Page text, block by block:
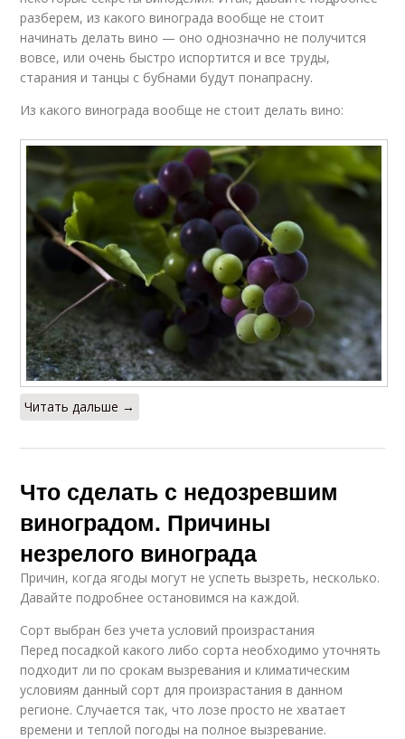
разберем, из какого винограда вообще не стоит
начинать делать вино — оно однозначно не получится
вовсе, или очень быстро испортится и все труды,
старания и танцы с бубнами будут понапрасну.
Из какого винограда вообще не стоит делать вино:
Читать дальше →
Что сделать с недозревшим
виноградом. Причины
незрелого винограда
Причин, когда ягоды могут не успеть вызреть, несколько.
Давайте подробнее остановимся на каждой.
Сорт выбран без учета условий произрастания
Перед посадкой какого либо сорта необходимо уточнять
подходит ли по срокам вызревания и климатическим
условиям данный сорт для произрастания в данном
регионе. Случается так, что лозе просто не хватает
времени и теплой погоды на полное вызревание.